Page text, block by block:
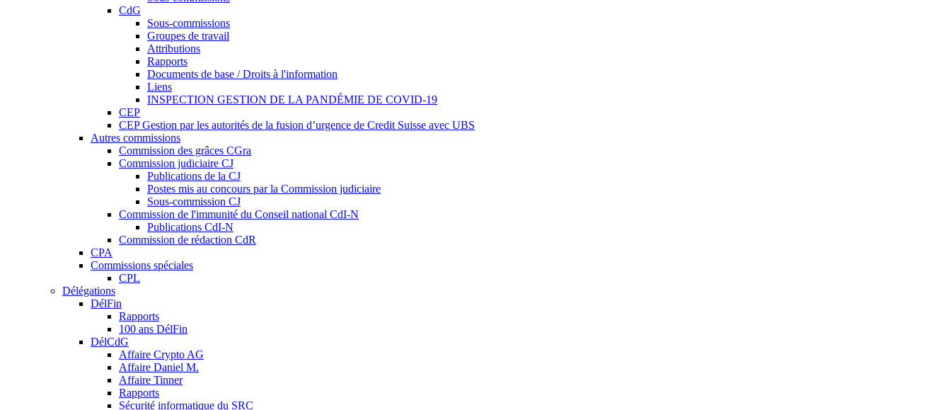
CdG
Sous-commissions
Groupes de travail
Attributions
Rapports
Documents de base / Droits à l'information
Liens
INSPECTION GESTION DE LA PANDÉMIE DE COVID-19
CEP
CEP Gestion par les autorités de la fusion d’urgence de Credit Suisse avec UBS
Autres commissions
Commission des grâces CGra
Commission judiciaire CJ
Publications de la CJ
Postes mis au concours par la Commission judiciaire
Sous-commission CJ
Commission de l'immunité du Conseil national CdI-N
Publications CdI-N
Commission de rédaction CdR
CPA
Commissions spéciales
CPL
Délégations
DélFin
Rapports
100 ans DélFin
DélCdG
Affaire Crypto AG
Affaire Daniel M.
Affaire Tinner
Rapports
Sécurité informatique du SRC